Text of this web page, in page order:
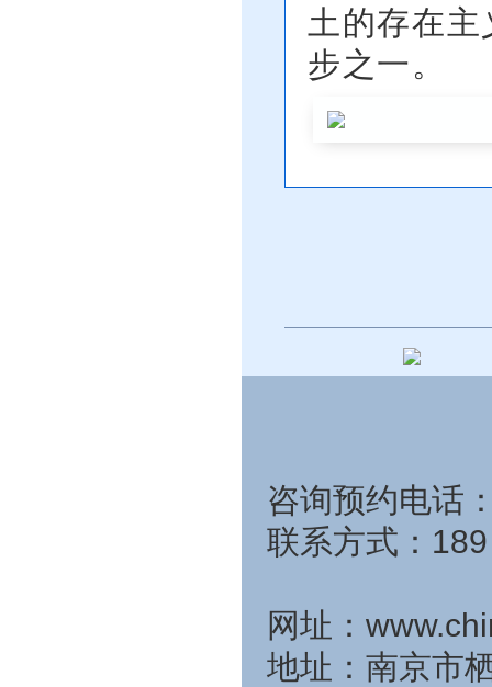
土的存在
步之一。
咨询预约电话
联系方式：
网址：
地址：南京市